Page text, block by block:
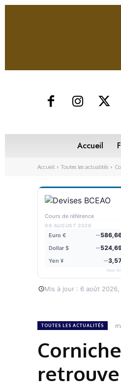
Accueil
Accueil Toutes les actualités
Cours de référence
06 AUGUST 2026
Euro €
Dollar $
Yen ¥
Mis à jour : 6 août 2026,
TOUTES LES ACTUALITÉS